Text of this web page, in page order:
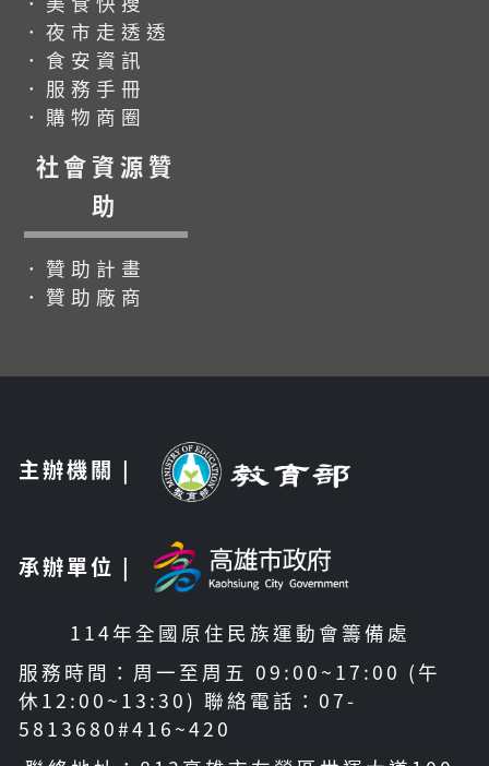
．夜市走透透
．食安資訊
．服務手冊
．購物商圈
社會資源贊
助
．贊助計畫
．贊助廠商
主辦機關 |
承辦單位 |
114年全國原住民族運動會籌備處
服務時間：周一至周五 09:00~17:00 (午
休12:00~13:30) 聯絡電話：07-
5813680#416~420